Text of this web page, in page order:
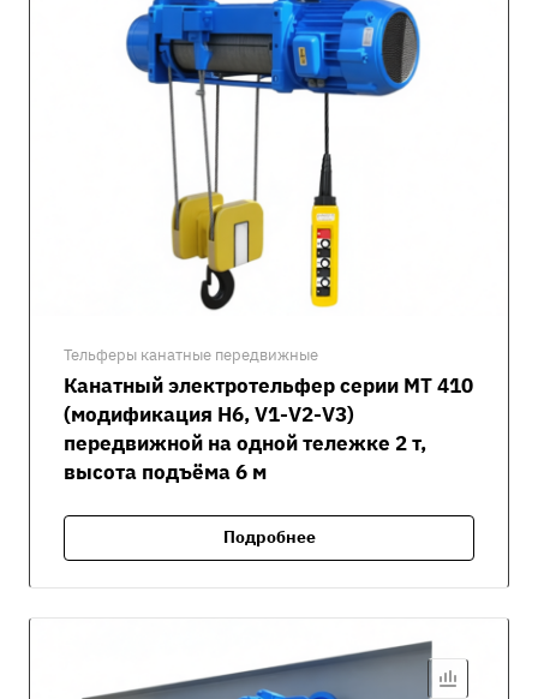
Тельферы канатные передвижные
Канатный электротельфер серии MT 410
(модификация H6, V1-V2-V3)
передвижной на одной тележке 2 т,
высота подъёма 6 м
Подробнее